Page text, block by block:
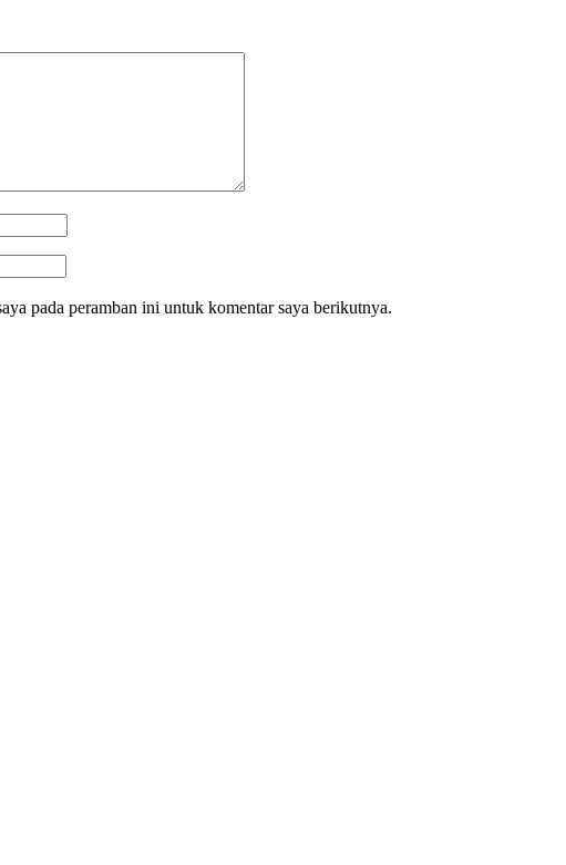
pada peramban ini untuk komentar saya berikutnya.